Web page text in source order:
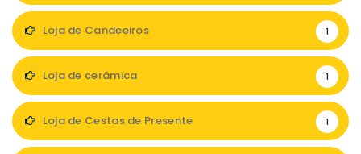
Loja de Candeeiros 1
Loja de cerâmica 1
Loja de Cestas de Presente 1